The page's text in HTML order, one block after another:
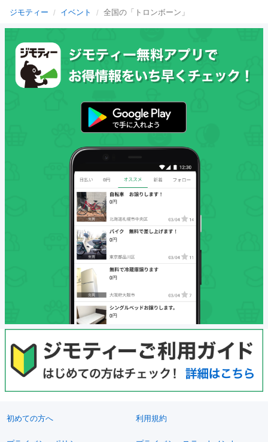
ジモティー イベント 全国の「トロンボーン」
初めての方へ 利用規約